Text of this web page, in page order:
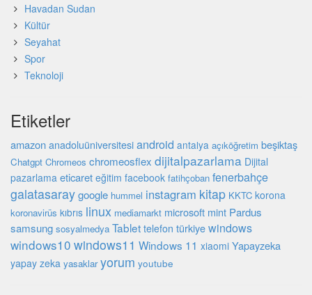
Havadan Sudan
Kültür
Seyahat
Spor
Teknoloji
Etiketler
amazon anadoluüniversitesi android antalya açıköğretim beşiktaş
Chatgpt Chromeos chromeosflex dijitalpazarlama Dijital
pazarlama eticaret eğitim facebook fatihçoban fenerbahçe
galatasaraygoogle hummel instagram kitap KKTC korona
koronavirüs kıbrıs linux mediamarkt microsoft mint Pardus
samsung sosyalmedya Tablet telefon türkiyewindows
windows10 windows11 Windows 11 xiaomi Yapayzeka
yapay zeka yasaklar yorum youtube